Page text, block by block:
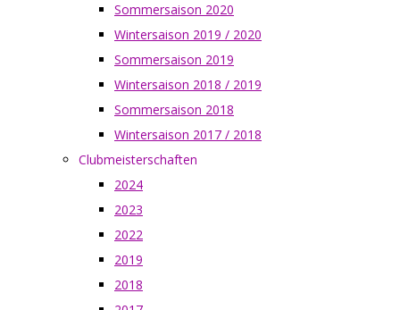
Sommersaison 2020
Wintersaison 2019 / 2020
Sommersaison 2019
Wintersaison 2018 / 2019
Sommersaison 2018
Wintersaison 2017 / 2018
Clubmeisterschaften
2024
2023
2022
2019
2018